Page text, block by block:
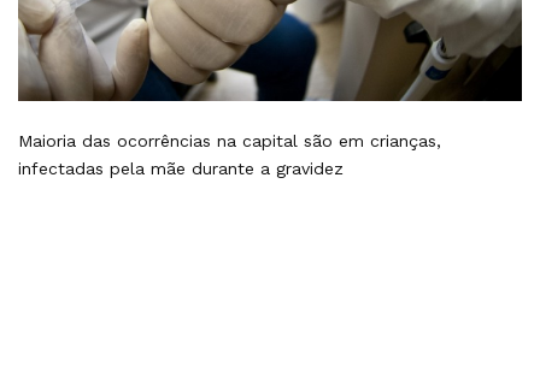
Maioria das ocorrências na capital são em crianças,
infectadas pela mãe durante a gravidez